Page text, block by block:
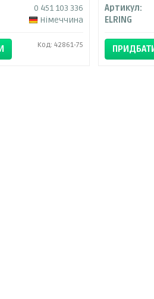
0 451 103 336
Німеччина
Код: 42861-75
Артикул:
ELRING